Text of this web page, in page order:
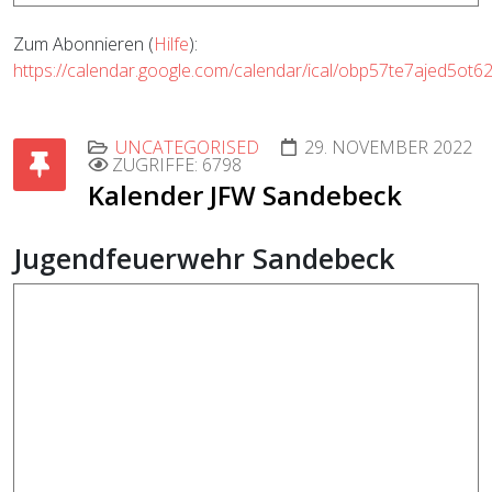
Zum Abonnieren (Hilfe):
https://calendar.google.com/calendar/ical/
UNCATEGORISED 29. NOVEMBER 2022
ZUGRIFFE: 6798
Kalender JFW Sandebeck
Jugendfeuerwehr Sandebeck